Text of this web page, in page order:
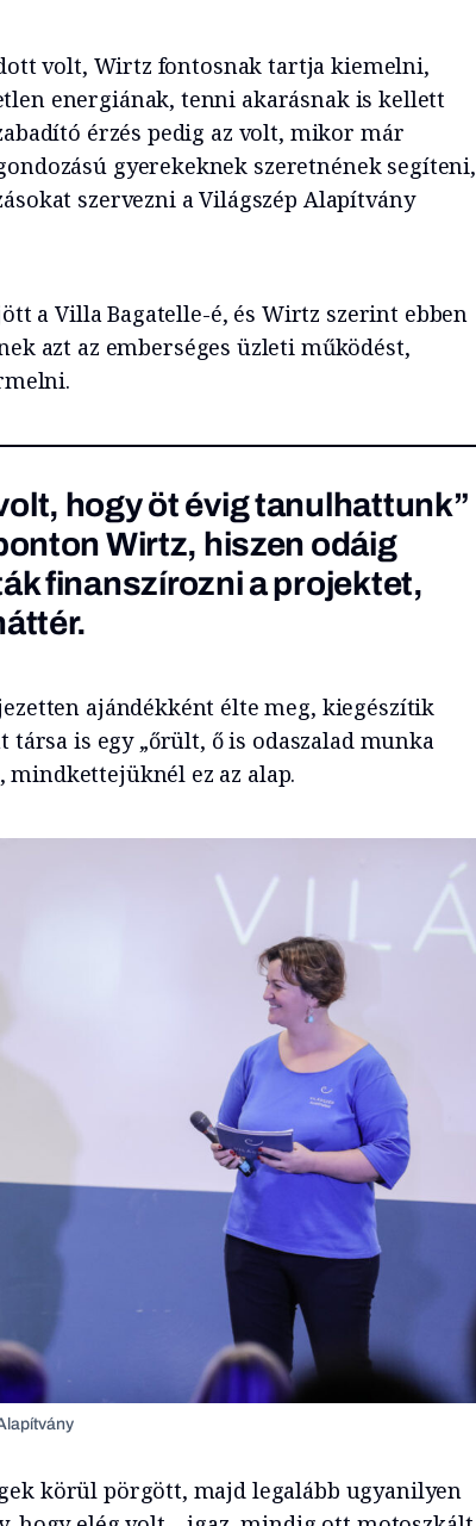
volt, Wirtz fontosnak tartja kiemelni,
energiának, tenni akarásnak is kellett
érzés pedig az volt, mikor már
gyerekeknek szeretnének segíteni,
szervezni a Világszép Alapítvány
a Villa Bagatelle-é, és Wirtz szerint ebben
azt az emberséges üzleti működést,
hogy öt évig tanulhattunk”
Wirtz, hiszen odáig
finanszírozni a projektet,
ajándékként élte meg, kiegészítik
társa is egy „őrült, ő is odaszalad munka
ez az alap.
körül pörgött, majd legalább ugyanilyen